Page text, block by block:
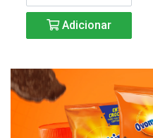
Adicionar